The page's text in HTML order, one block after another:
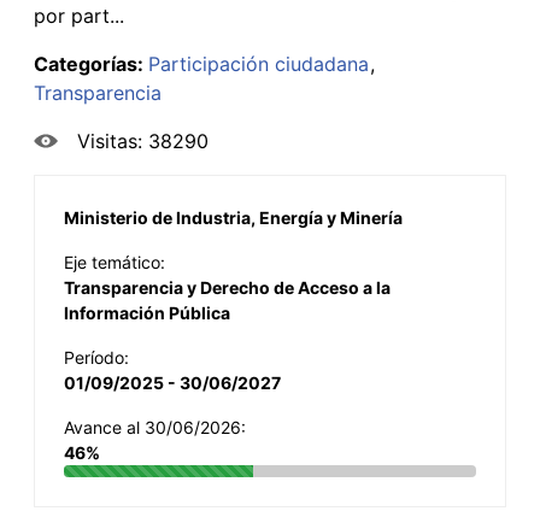
por part...
Categorías: Participación ciudadana
Transparencia
Visitas: 38290
Ministerio de Industria, Energía y Minería
Eje temático:
Transparencia y Derecho de Acceso a la
Información Pública
Período:
01/09/2025 - 30/06/2027
Avance al 30/06/2026:
46%